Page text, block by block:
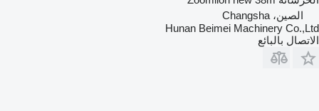
الصين، Changsha
Hunan Beimei Machinery Co.,Ltd
الاتصال بالبائع